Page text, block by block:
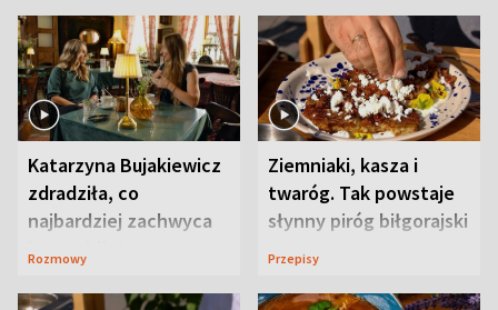
Katarzyna Bujakiewicz
zdradziła, co
najbardziej zachwyca
ją w Lublinie
Rozmowy
Ziemniaki, kasza i
twaróg. Tak powstaje
słynny piróg biłgorajski
Przepisy